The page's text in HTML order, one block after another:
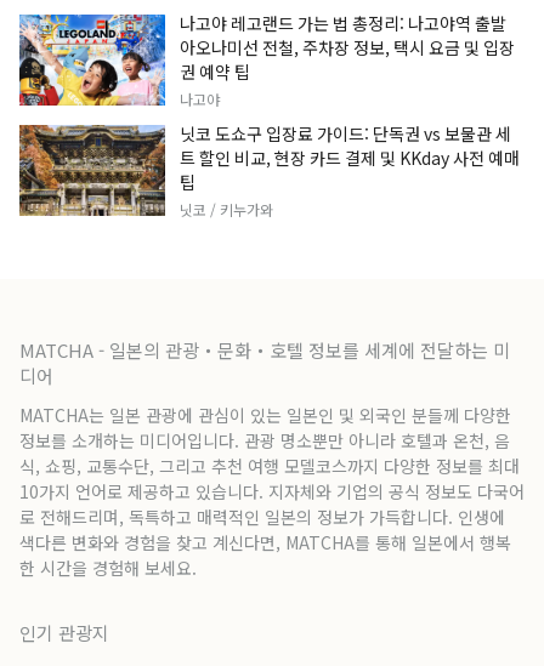
나고야 레고랜드 가는 법 총정리: 나고야역 출발
아오나미선 전철, 주차장 정보, 택시 요금 및 입장
권 예약 팁
나고야
닛코 도쇼구 입장료 가이드: 단독권 vs 보물관 세
트 할인 비교, 현장 카드 결제 및 KKday 사전 예매
팁
닛코 / 키누가와
MATCHA - 일본의 관광・문화・호텔 정보를 세계에 전달하는 미
디어
MATCHA는 일본 관광에 관심이 있는 일본인 및 외국인 분들께 다양한
정보를 소개하는 미디어입니다. 관광 명소뿐만 아니라 호텔과 온천, 음
식, 쇼핑, 교통수단, 그리고 추천 여행 모델코스까지 다양한 정보를 최대
10가지 언어로 제공하고 있습니다. 지자체와 기업의 공식 정보도 다국어
로 전해드리며, 독특하고 매력적인 일본의 정보가 가득합니다. 인생에
색다른 변화와 경험을 찾고 계신다면, MATCHA를 통해 일본에서 행복
한 시간을 경험해 보세요.
인기 관광지